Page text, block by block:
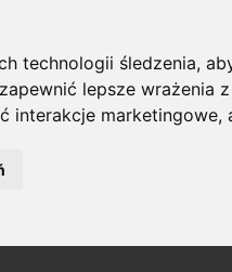
technologii śledzenia,
lepsze wrażenia
interakcje marketingowe,